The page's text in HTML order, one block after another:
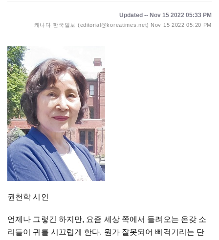
Updated -- Nov 15 2022 05:33 PM
캐나다 한국일보 (editorial@koreatimes.net) Nov 15 2022 05:20 PM
권천학 시인
언제나 그렇긴 하지만, 요즘 세상 쪽에서 들려오는 온갖 소
리들이 귀를 시끄럽게 한다. 뭔가 잘못되어 삐걱거리는 단